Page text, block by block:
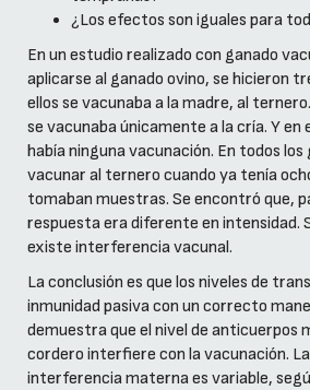
¿Los efectos son iguales para
En un estudio realizado con ganado
aplicarse al ganado ovino, se hicieron
ellos se vacunaba a la madre, al
se vacunaba únicamente a la cría. Y
había ninguna vacunación. En todos los
vacunar al ternero cuando ya tenía
tomaban muestras. Se encontró que,
respuesta era diferente en intensidad.
existe interferencia vacunal.
La conclusión es que los niveles de
inmunidad pasiva con un correcto
demuestra que el nivel de anticuerpos
cordero interfiere con la vacunación.
interferencia materna es variable,